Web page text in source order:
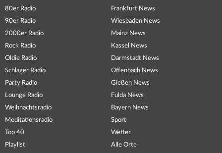
80er Radio
90er Radio
2000er Radio
Rock Radio
Oldie Radio
Schlager Radio
Party Radio
Lounge Radio
Weihnachtsradio
Meditationsradio
Top 40
Playlist
Frankfurt News
Wiesbaden News
Mainz News
Kassel News
Darmstadt News
Offenbach News
Gießen News
Fulda News
Bayern News
Sport
Wetter
Alle Orte